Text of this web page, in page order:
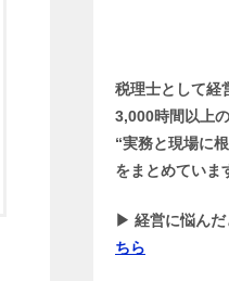
税理士として経
3,000時間以上
“実務と現場に
をまとめていま
▶ 経営に悩んだ
ちら